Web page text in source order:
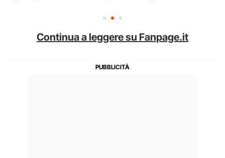
Continua a leggere su Fanpage.it